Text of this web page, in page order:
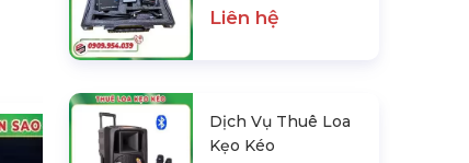
Liên hệ
Dịch Vụ Thuê Loa
Kẹo Kéo